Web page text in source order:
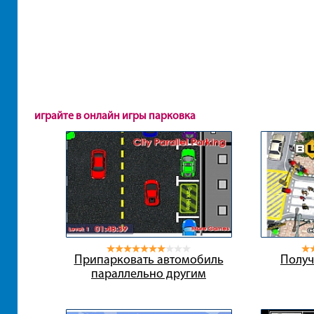
играйте в онлайн игры парковка
Припарковать автомобиль
параллельно другим